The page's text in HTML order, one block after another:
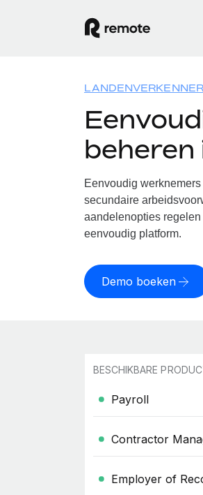
LANDENVERKENNER
beheren
Eenvoudig
secundaire
aandelenopties
eenvoudig platform.
Demo boeken
BESCHIKBARE
Payroll
Contractor
Employer of